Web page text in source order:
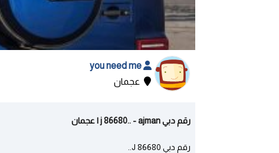
عجمان
رقم دبي j 86680.. - ajman | عجمان
رقم دبي J 86680..